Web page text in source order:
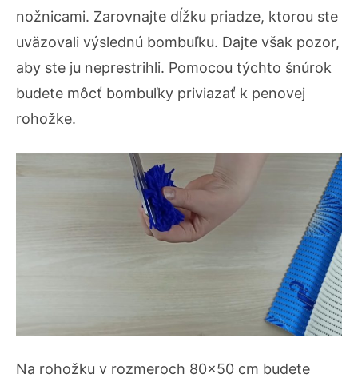
nožnicami. Zarovnajte dĺžku priadze, ktorou ste
uväzovali výslednú bombuľku. Dajte však pozor,
aby ste ju neprestrihli. Pomocou týchto šnúrok
budete môcť bombuľky priviazať k penovej
rohožke.
Na rohožku v rozmeroch 80×50 cm budete